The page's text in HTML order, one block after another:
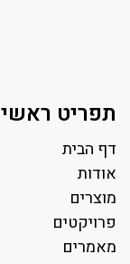
תפריט ראשי
דף הבית
אודות
מוצרים
פרויקטים
מאמרים